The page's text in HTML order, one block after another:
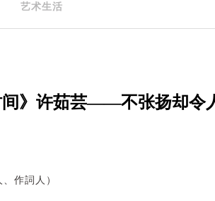
艺术生活
间》许茹芸——不张扬却令
作詞人）